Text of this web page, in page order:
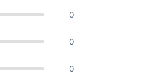
0
0
0